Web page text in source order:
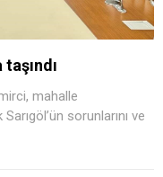
mahalle
sorunlarını ve